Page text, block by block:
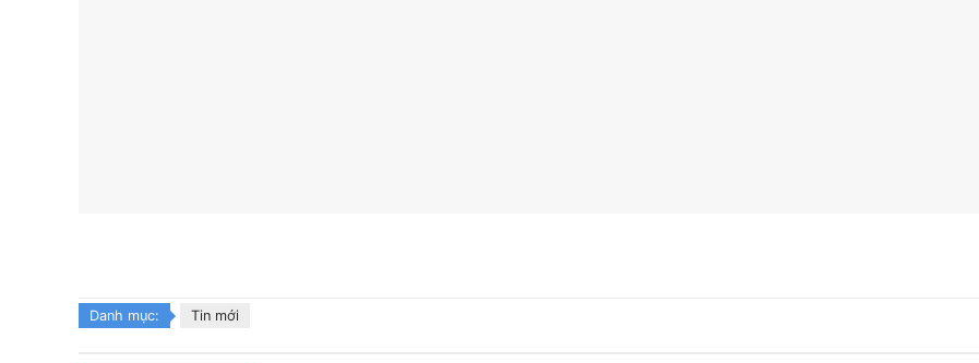
Danh mục: Tin mới